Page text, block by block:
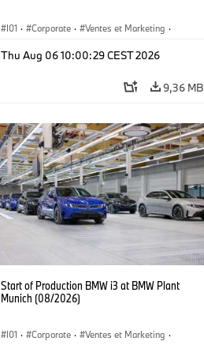
I01 · Corporate · Ventes et Marketing ·
Thu Aug 06 10:00:29 CEST 2026
9,36 MB
Start of Production BMW i3 at BMW Plant
Munich (08/2026)
I01 · Corporate · Ventes et Marketing ·